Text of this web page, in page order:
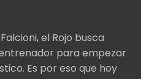
el Rojo busca
para empezar
Es por eso que hoy